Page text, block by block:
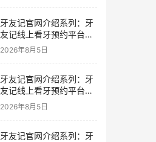
牙友记官网介绍系列：牙
友记线上看牙预约平台是
干什么的？靠谱吗？
2026年8月5日
牙友记官网介绍系列：牙
友记线上看牙预约平台让
看牙不再靠运气
2026年8月5日
牙友记官网介绍系列：牙